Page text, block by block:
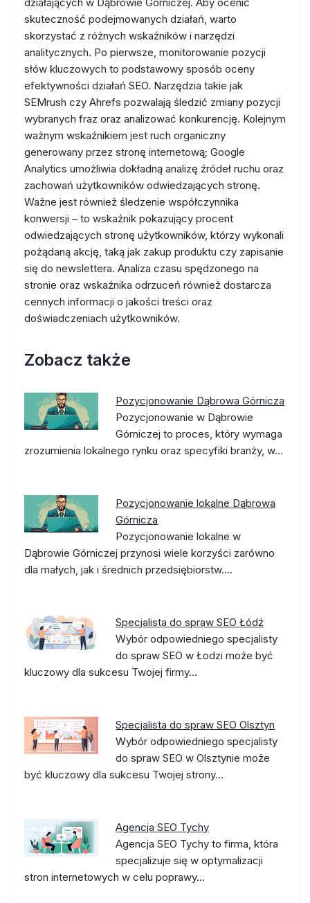
skuteczność podejmowanych działań, warto
skorzystać z różnych wskaźników i narzędzi
analitycznych. Po pierwsze, monitorowanie pozycji
słów kluczowych to podstawowy sposób oceny
efektywności działań SEO. Narzędzia takie jak
SEMrush czy Ahrefs pozwalają śledzić zmiany pozycji
wybranych fraz oraz analizować konkurencję. Kolejnym
ważnym wskaźnikiem jest ruch organiczny
generowany przez stronę internetową; Google
Analytics umożliwia dokładną analizę źródeł ruchu oraz
zachowań użytkowników odwiedzających stronę.
Ważne jest również śledzenie współczynnika
konwersji – to wskaźnik pokazujący procent
odwiedzających stronę użytkowników, którzy wykonali
pożądaną akcję, taką jak zakup produktu czy zapisanie
się do newslettera. Analiza czasu spędzonego na
stronie oraz wskaźnika odrzuceń również dostarcza
cennych informacji o jakości treści oraz
doświadczeniach użytkowników.
Zobacz także
Pozycjonowanie Dąbrowa Górnicza
Pozycjonowanie w Dąbrowie
Górniczej to proces, który wymaga
zrozumienia lokalnego rynku oraz specyfiki branży, w…
Pozycjonowanie lokalne Dąbrowa
Górnicza
Pozycjonowanie lokalne w
Dąbrowie Górniczej przynosi wiele korzyści zarówno
dla małych, jak i średnich przedsiębiorstw.…
Specjalista do spraw SEO Łódź
Wybór odpowiedniego specjalisty
do spraw SEO w Łodzi może być
kluczowy dla sukcesu Twojej firmy…
Specjalista do spraw SEO Olsztyn
Wybór odpowiedniego specjalisty
do spraw SEO w Olsztynie może
być kluczowy dla sukcesu Twojej strony…
Agencja SEO Tychy
Agencja SEO Tychy to firma, która
specjalizuje się w optymalizacji
stron internetowych w celu poprawy…